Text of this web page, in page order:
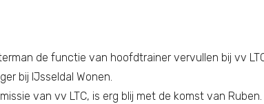
de functie van hoofdtrainer vervullen bij vv
bij IJsseldal Wonen.
van vv LTC, is erg blij met de komst van